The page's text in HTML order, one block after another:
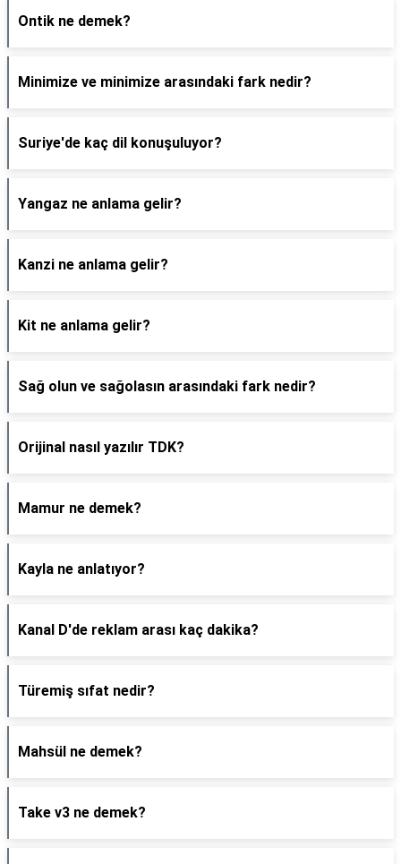
Ontik ne demek?
Minimize ve minimize arasındaki fark nedir?
Suriye'de kaç dil konuşuluyor?
Yangaz ne anlama gelir?
Kanzi ne anlama gelir?
Kit ne anlama gelir?
Sağ olun ve sağolasın arasındaki fark nedir?
Orijinal nasıl yazılır TDK?
Mamur ne demek?
Kayla ne anlatıyor?
Kanal D'de reklam arası kaç dakika?
Türemiş sıfat nedir?
Mahsül ne demek?
Take v3 ne demek?